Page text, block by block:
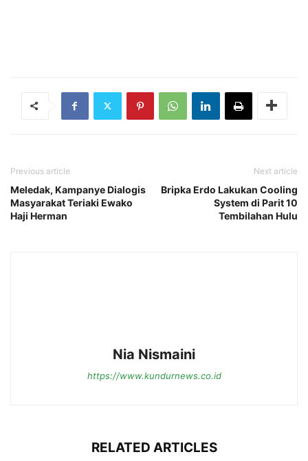
Previous article
Meledak, Kampanye Dialogis
Masyarakat Teriaki Ewako
Haji Herman
Next article
Bripka Erdo Lakukan Cooling
System di Parit 10
Tembilahan Hulu
Nia Nismaini
https://www.kundurnews.co.id
RELATED ARTICLES